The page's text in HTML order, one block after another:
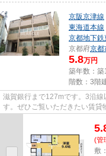
京阪京津線
東海道本線
京都地下鉄
京都府京都
5.8万円
築年数：築
階数：3階
滋賀銀行まで127mです。3沿
す。ぜひご覧いただきたい賃貸
(管
敷